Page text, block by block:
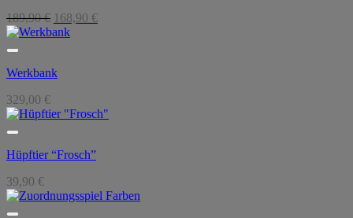
189,90€ Ursprünglicher
Preis
168,90 €Aktueller
Werkbank
329,00 €
Hüpftier “Frosch”
39,90 €